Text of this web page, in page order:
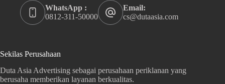
WhatsApp :
0812-311-50000
Email:
cs@dutaasia.com
Sekilas Perusahaan
Duta Asia Advertising sebagai perusahaan periklanan yang
berusaha memberikan layanan berkualitas.